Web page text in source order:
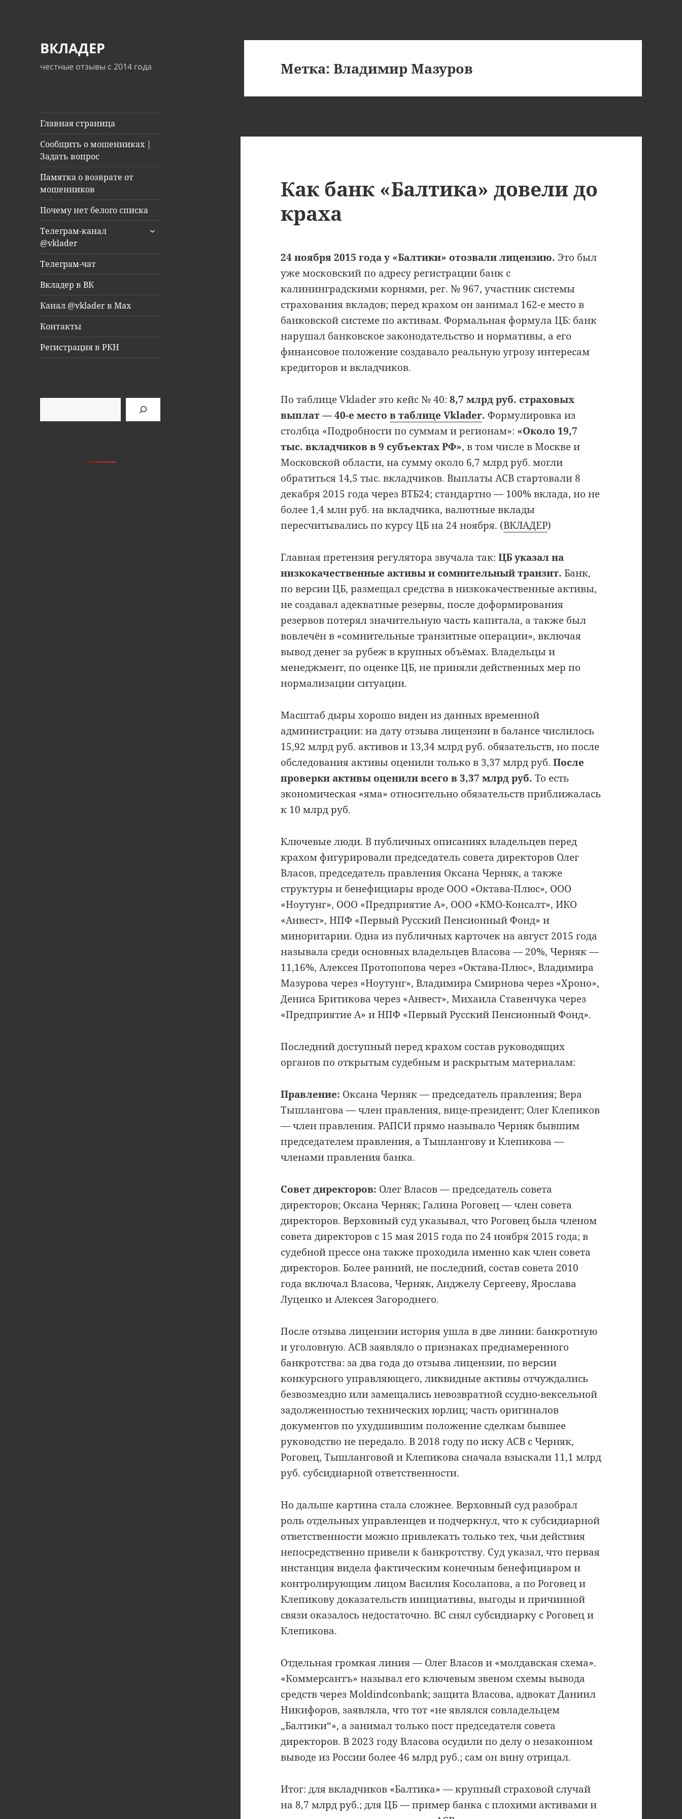
ВКЛАДЕР
честные отзывы с 2014 года
Главная страница
Сообщить о мошенниках |
Задать вопрос
Памятка о возврате от
мошенников
Почему нет белого списка
Телеграм-канал
@vklader
раскрыть
Телеграм-чат
Вкладер в ВК
Канал @vklader в Max
Контакты
Регистрация в РКН
Метка:Владимир Мазуров
Как банк «Балтика» довели до
краха
24 ноября 2015 года у «Балтики» отозвали лицензию. Это был
уже московский по адресу регистрации банк с
калининградскими корнями, рег. № 967, участник системы
страхования вкладов; перед крахом он занимал 162-е место в
банковской системе по активам. Формальная формула ЦБ: банк
нарушал банковское законодательство и нормативы, а его
финансовое положение создавало реальную угрозу интересам
кредиторов и вкладчиков.
По таблице Vklader это кейс № 40:8,7 млрд руб. страховых
выплат — 40-е местов таблице Vklader. Формулировка из
столбца «Подробности по суммам и регионам»: «Около 19,7
тыс. вкладчиков в 9 субъектах РФ», в том числе в Москве и
Московской области, на сумму около 6,7 млрд руб. могли
обратиться 14,5 тыс. вкладчиков. Выплаты АСВ стартовали 8
декабря 2015 года через ВТБ24; стандартно — 100% вклада, но не
более 1,4 млн руб. на вкладчика, валютные вклады
пересчитывались по курсу ЦБ на 24 ноября. (ВКЛАДЕР)
Главная претензия регулятора звучала так:ЦБ указал на
низкокачественные активы и сомнительный транзит. Банк,
по версии ЦБ, размещал средства в низкокачественные активы,
не создавал адекватные резервы, после доформирования
резервов потерял значительную часть капитала, а также был
вовлечён в «сомнительные транзитные операции», включая
вывод денег за рубеж в крупных объёмах. Владельцы и
менеджмент, по оценке ЦБ, не приняли действенных мер по
нормализации ситуации.
Масштаб дыры хорошо виден из данных временной
администрации: на дату отзыва лицензии в балансе числилось
15,92 млрд руб. активов и 13,34 млрд руб. обязательств, но после
обследования активы оценили только в 3,37 млрд руб.После
проверки активы оценили всего в 3,37 млрд руб. То есть
экономическая «яма» относительно обязательств приближалась
к 10 млрд руб.
Ключевые люди. В публичных описаниях владельцев перед
крахом фигурировали председатель совета директоров Олег
Власов, председатель правления Оксана Черняк, а также
структуры и бенефициары вроде ООО «Октава-Плюс», ООО
«Ноутунг», ООО «Предприятие А», ООО «КМО-Консалт», ИКО
«Анвест», НПФ «Первый Русский Пенсионный Фонд» и
миноритарии. Одна из публичных карточек на август 2015 года
называла среди основных владельцев Власова — 20%, Черняк —
11,16%, Алексея Протопопова через «Октава-Плюс», Владимира
Мазурова через «Ноутунг», Владимира Смирнова через «Хроно»,
Дениса Бритикова через «Анвест», Михаила Ставенчука через
«Предприятие А» и НПФ «Первый Русский Пенсионный Фонд».
Последний доступный перед крахом состав руководящих
органов по открытым судебным и раскрытым материалам:
Правление: Оксана Черняк — председатель правления; Вера
Тышлангова — член правления, вице-президент; Олег Клепиков
— член правления. РАПСИ прямо называло Черняк бывшим
председателем правления, а Тышлангову и Клепикова —
членами правления банка.
Совет директоров: Олег Власов — председатель совета
директоров; Оксана Черняк; Галина Роговец — член совета
директоров. Верховный суд указывал, что Роговец была членом
совета директоров с 15 мая 2015 года по 24 ноября 2015 года; в
судебной прессе она также проходила именно как член совета
директоров. Более ранний, не последний, состав совета 2010
года включал Власова, Черняк, Анджелу Сергееву, Ярослава
Луценко и Алексея Загороднего.
После отзыва лицензии история ушла в две линии: банкротную
и уголовную. АСВ заявляло о признаках преднамеренного
банкротства: за два года до отзыва лицензии, по версии
конкурсного управляющего, ликвидные активы отчуждались
безвозмездно или замещались невозвратной ссудно-вексельной
задолженностью технических юрлиц; часть оригиналов
документов по ухудшившим положение сделкам бывшее
руководство не передало. В 2018 году по иску АСВ с Черняк,
Роговец, Тышланговой и Клепикова сначала взыскали 11,1 млрд
руб. субсидиарной ответственности.
Но дальше картина стала сложнее. Верховный суд разобрал
роль отдельных управленцев и подчеркнул, что к субсидиарной
ответственности можно привлекать только тех, чьи действия
непосредственно привели к банкротству. Суд указал, что первая
инстанция видела фактическим конечным бенефициаром и
контролирующим лицом Василия Косолапова, а по Роговец и
Клепикову доказательств инициативы, выгоды и причинной
связи оказалось недостаточно. ВС снял субсидиарку с Роговец и
Клепикова.
Отдельная громкая линия — Олег Власов и «молдавская схема».
«Коммерсантъ» называл его ключевым звеном схемы вывода
средств через Moldindconbank; защита Власова, адвокат Даниил
Никифоров, заявляла, что тот «не являлся совладельцем
„Балтики“», а занимал только пост председателя совета
директоров. В 2023 году Власова осудили по делу о незаконном
выводе из России более 46 млрд руб.; сам он вину отрицал.
Итог: для вкладчиков «Балтика» — крупный страховой случай
на 8,7 млрд руб.; для ЦБ — пример банка с плохими активами и